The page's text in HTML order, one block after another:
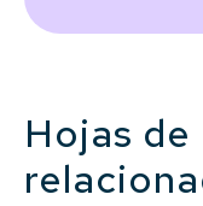
Hojas